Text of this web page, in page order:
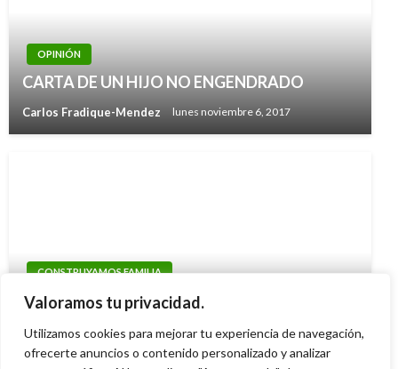
Valoramos tu privacidad.
Utilizamos cookies para mejorar tu experiencia de navegación,
ofrecerte anuncios o contenido personalizado y analizar
OPINIÓN
CARTA DE UN HIJO NO ENGENDRADO
Carlos Fradique-Mendez lunes noviembre 6, 2017
CONSTRUYAMOS FAMILIA
CONSUMO DE LICOR Y VIOLENCIA
Carlos Fradique-Mendez lunes julio 8, 2019